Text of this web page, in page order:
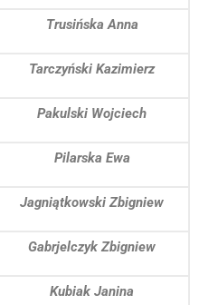
Trusińska Anna
Tarczyński Kazimierz
Pakulski Wojciech
Pilarska Ewa
Jagniątkowski Zbigniew
Gabrjelczyk Zbigniew
Kubiak Janina